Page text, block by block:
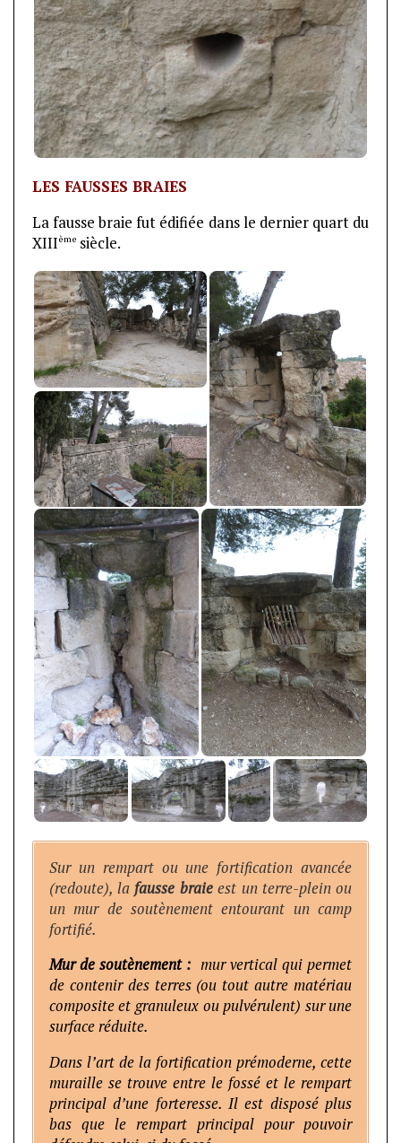
LES FAUSSES BRAIES
La fausse braie fut édifiée dans le dernier quart du
XIIIème siècle.
Sur un rempart ou une fortification avancée
(redoute), la fausse braieest un terre-plein ou
un mur de soutènement entourant un camp
fortifié.
Mur de soutènement : mur vertical qui permet
de contenir des terres (ou tout autre matériau
composite et granuleux ou pulvérulent) sur une
surface réduite.
Dans l’art de la fortification prémoderne, cette
muraille se trouve entre le fossé et le rempart
principal d’une forteresse. Il est disposé plus
bas que le rempart principal pour pouvoir